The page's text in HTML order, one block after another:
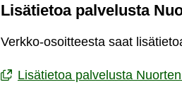
Lisätietoa palvelusta
Verkko-osoitteesta saat
Lisätietoa palvelusta